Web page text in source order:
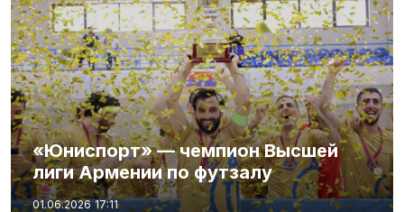
«Юниспорт» — чемпион Высшей
лиги Армении по футзалу
01.06.2026 17:11